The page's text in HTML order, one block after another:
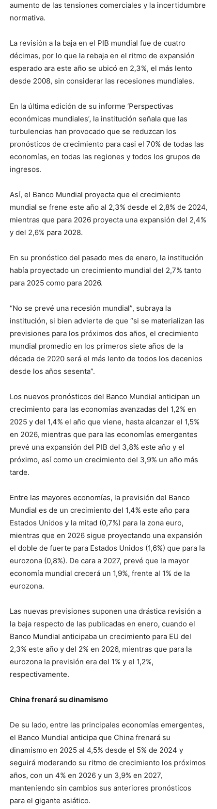
aumento de las tensiones comerciales y la incertidumbre
normativa.
La revisión a la baja en el PIB mundial fue de cuatro
décimas, por lo que la rebaja en el ritmo de expansión
esperado ara este año se ubicó en 2,3%, el más lento
desde 2008, sin considerar las recesiones mundiales.
En la última edición de su informe ‘Perspectivas
económicas mundiales’, la institución señala que las
turbulencias han provocado que se reduzcan los
pronósticos de crecimiento para casi el 70% de todas las
economías, en todas las regiones y todos los grupos de
ingresos.
Así, el Banco Mundial proyecta que el crecimiento
mundial se frene este año al 2,3% desde el 2,8% de 2024,
mientras que para 2026 proyecta una expansión del 2,4%
y del 2,6% para 2028.
En su pronóstico del pasado mes de enero, la institución
había proyectado un crecimiento mundial del 2,7% tanto
para 2025 como para 2026.
“No se prevé una recesión mundial”, subraya la
institución, si bien advierte de que “si se materializan las
previsiones para los próximos dos años, el crecimiento
mundial promedio en los primeros siete años de la
década de 2020 será el más lento de todos los decenios
desde los años sesenta”.
Los nuevos pronósticos del Banco Mundial anticipan un
crecimiento para las economías avanzadas del 1,2% en
2025 y del 1,4% el año que viene, hasta alcanzar el 1,5%
en 2026, mientras que para las economías emergentes
prevé una expansión del PIB del 3,8% este año y el
próximo, así como un crecimiento del 3,9% un año más
tarde.
Entre las mayores economías, la previsión del Banco
Mundial es de un crecimiento del 1,4% este año para
Estados Unidos y la mitad (0,7%) para la zona euro,
mientras que en 2026 sigue proyectando una expansión
el doble de fuerte para Estados Unidos (1,6%) que para la
eurozona (0,8%). De cara a 2027, prevé que la mayor
economía mundial crecerá un 1,9%, frente al 1% de la
eurozona.
Las nuevas previsiones suponen una drástica revisión a
la baja respecto de las publicadas en enero, cuando el
Banco Mundial anticipaba un crecimiento para EU del
2,3% este año y del 2% en 2026, mientras que para la
eurozona la previsión era del 1% y el 1,2%,
respectivamente.
China frenará su dinamismo
De su lado, entre las principales economías emergentes,
el Banco Mundial anticipa que China frenará su
dinamismo en 2025 al 4,5% desde el 5% de 2024 y
seguirá moderando su ritmo de crecimiento los próximos
años, con un 4% en 2026 y un 3,9% en 2027,
manteniendo sin cambios sus anteriores pronósticos
para el gigante asiático.